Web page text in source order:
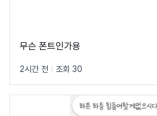
무슨 폰트인가용
2시간 전 조회 30